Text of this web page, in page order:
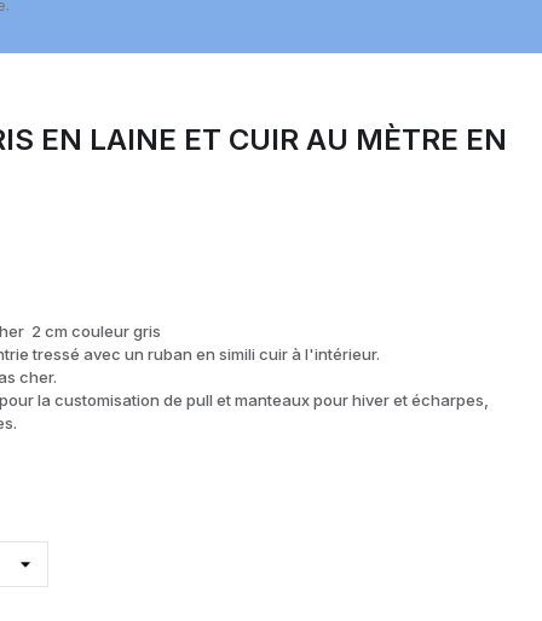
EN LAINE ET CUIR AU MÈTRE EN
2 cm couleur gris
tressé avec un ruban en simili cuir à l'intérieur.
cher.
la customisation de pull et manteaux pour hiver et écharpes,